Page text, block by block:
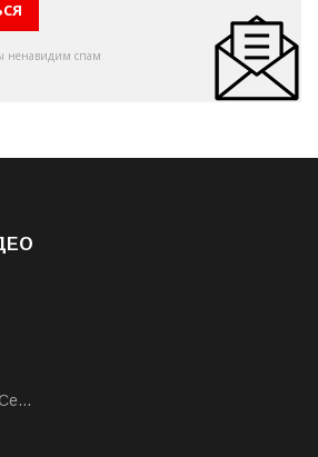
ненавидим спам